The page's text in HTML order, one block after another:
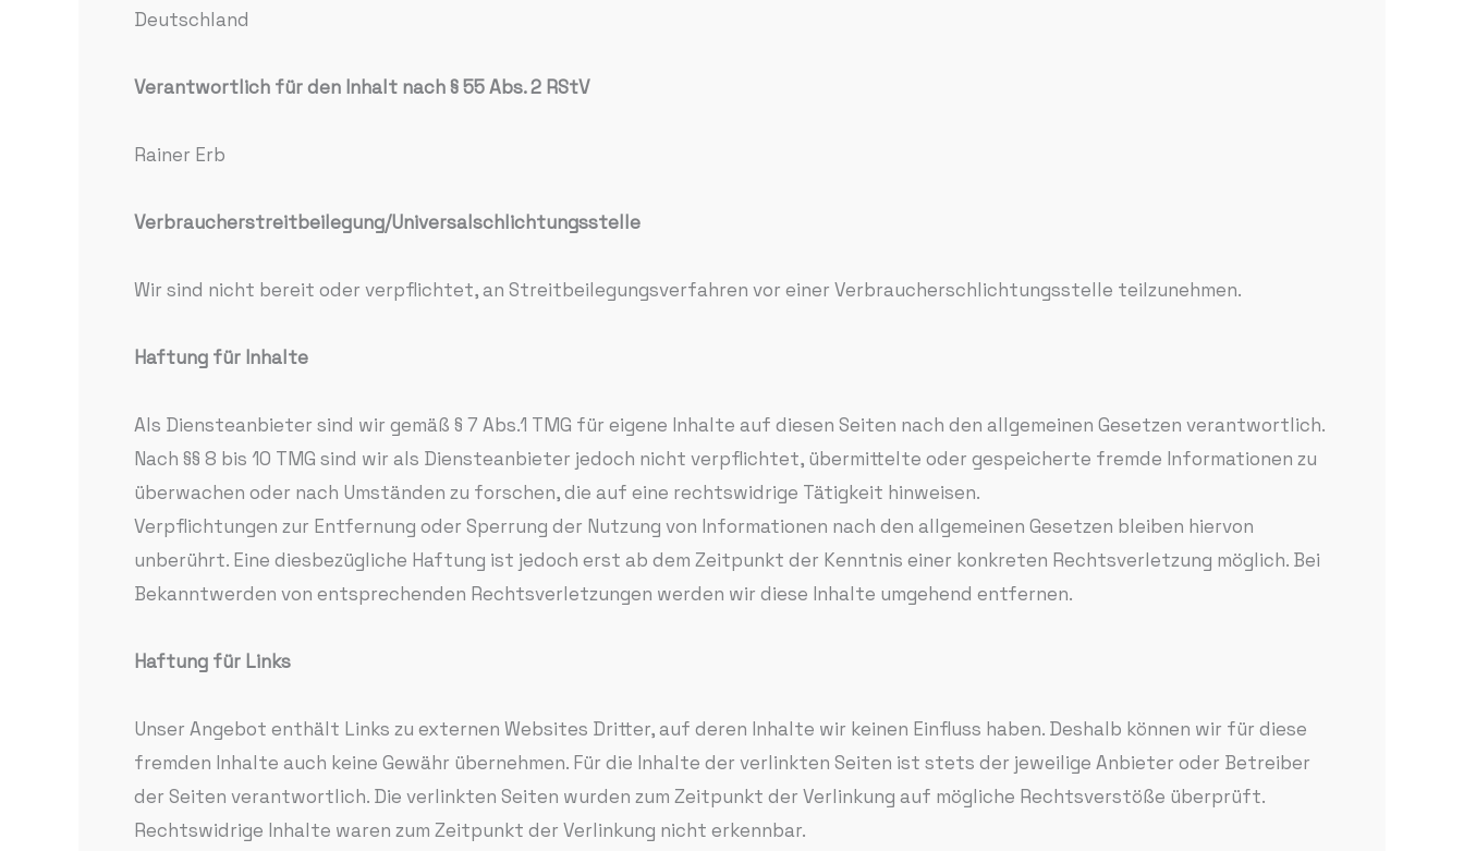
Deutschland
Verantwortlich für den Inhalt nach § 55 Abs. 2 RStV
Rainer Erb
Verbraucher­streit­beilegung/Universal­schlichtungs­stelle
Wir sind nicht bereit oder verpflichtet, an Streitbeilegungsverfahren vor einer Verbraucherschlichtungsstelle teilzunehmen.
Haftung für Inhalte
Als Diensteanbieter sind wir gemäß § 7 Abs.1 TMG für eigene Inhalte auf diesen Seiten nach den allgemeinen Gesetzen verantwortlich.
Nach §§ 8 bis 10 TMG sind wir als Diensteanbieter jedoch nicht verpflichtet, übermittelte oder gespeicherte fremde Informationen zu
überwachen oder nach Umständen zu forschen, die auf eine rechtswidrige Tätigkeit hinweisen.
Verpflichtungen zur Entfernung oder Sperrung der Nutzung von Informationen nach den allgemeinen Gesetzen bleiben hiervon
unberührt. Eine diesbezügliche Haftung ist jedoch erst ab dem Zeitpunkt der Kenntnis einer konkreten Rechtsverletzung möglich. Bei
Bekanntwerden von entsprechenden Rechtsverletzungen werden wir diese Inhalte umgehend entfernen.
Haftung für Links
Unser Angebot enthält Links zu externen Websites Dritter, auf deren Inhalte wir keinen Einfluss haben. Deshalb können wir für diese
fremden Inhalte auch keine Gewähr übernehmen. Für die Inhalte der verlinkten Seiten ist stets der jeweilige Anbieter oder Betreiber
der Seiten verantwortlich. Die verlinkten Seiten wurden zum Zeitpunkt der Verlinkung auf mögliche Rechtsverstöße überprüft.
Rechtswidrige Inhalte waren zum Zeitpunkt der Verlinkung nicht erkennbar.